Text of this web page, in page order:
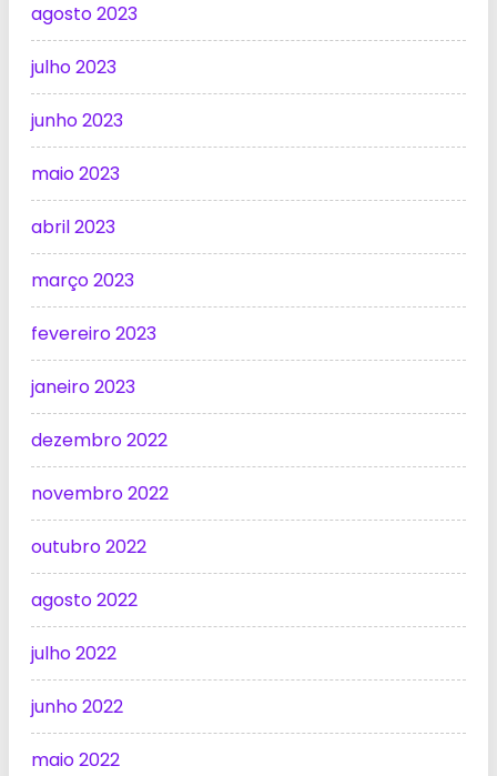
agosto 2023
julho 2023
junho 2023
maio 2023
abril 2023
março 2023
fevereiro 2023
janeiro 2023
dezembro 2022
novembro 2022
outubro 2022
agosto 2022
julho 2022
junho 2022
maio 2022